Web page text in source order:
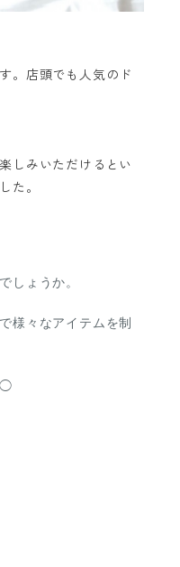
。店頭でも人気のド
しみいただけるとい
た。
しょうか。
様々なアイテムを制
◯